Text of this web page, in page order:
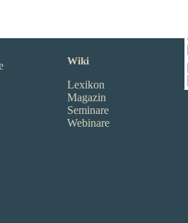
Wiki
Lexikon
Magazin
Seminare
Webinare